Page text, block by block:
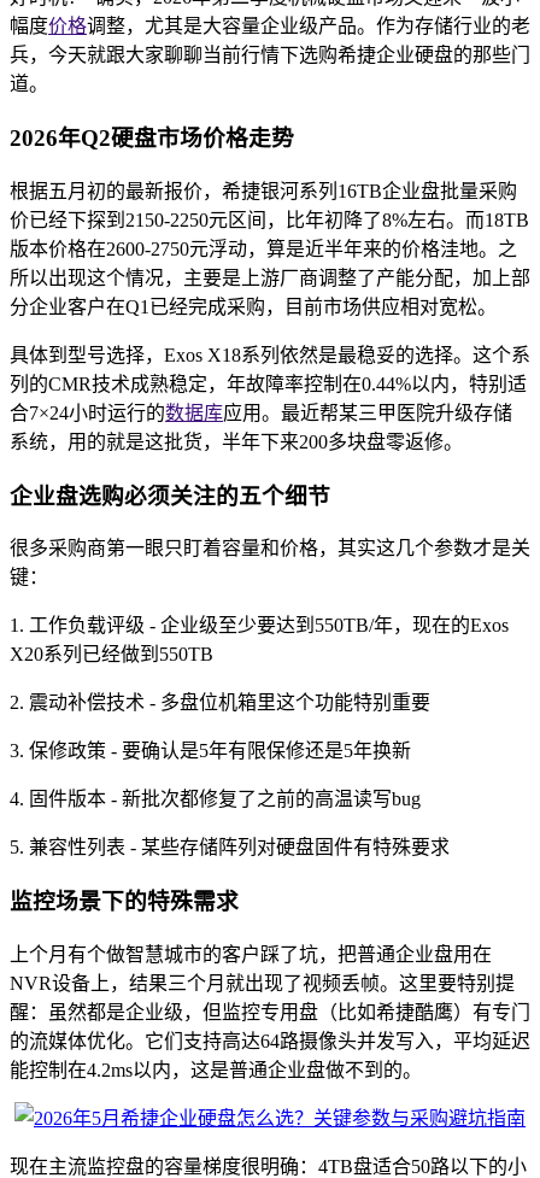
幅度价格调整，尤其是大容量企业级产品。作为存储行业的老
兵，今天就跟大家聊聊当前行情下选购希捷企业硬盘的那些门
道。
2026年Q2硬盘市场价格走势
根据五月初的最新报价，希捷银河系列16TB企业盘批量采购
价已经下探到2150-2250元区间，比年初降了8%左右。而18TB
版本价格在2600-2750元浮动，算是近半年来的价格洼地。之
所以出现这个情况，主要是上游厂商调整了产能分配，加上部
分企业客户在Q1已经完成采购，目前市场供应相对宽松。
具体到型号选择，Exos X18系列依然是最稳妥的选择。这个系
列的CMR技术成熟稳定，年故障率控制在0.44%以内，特别适
合7×24小时运行的数据库应用。最近帮某三甲医院升级存储
系统，用的就是这批货，半年下来200多块盘零返修。
企业盘选购必须关注的五个细节
很多采购商第一眼只盯着容量和价格，其实这几个参数才是关
键：
1. 工作负载评级 - 企业级至少要达到550TB/年，现在的Exos
X20系列已经做到550TB
2. 震动补偿技术 - 多盘位机箱里这个功能特别重要
3. 保修政策 - 要确认是5年有限保修还是5年换新
4. 固件版本 - 新批次都修复了之前的高温读写bug
5. 兼容性列表 - 某些存储阵列对硬盘固件有特殊要求
监控场景下的特殊需求
上个月有个做智慧城市的客户踩了坑，把普通企业盘用在
NVR设备上，结果三个月就出现了视频丢帧。这里要特别提
醒：虽然都是企业级，但监控专用盘（比如希捷酷鹰）有专门
的流媒体优化。它们支持高达64路摄像头并发写入，平均延迟
能控制在4.2ms以内，这是普通企业盘做不到的。
现在主流监控盘的容量梯度很明确：4TB盘适合50路以下的小